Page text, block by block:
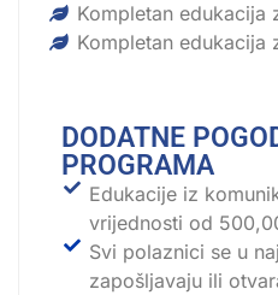
Kompletan edukacija
Kompletan edukacija
DODATNE
PROGRAMA
Edukacije iz
vrijednosti od
Svi polaznici se u
zapošljavaju ili